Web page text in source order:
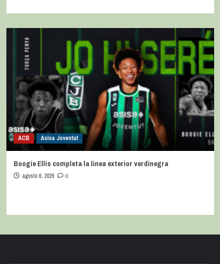
ACB Asisa Joventut
Boogie Ellis completa la línea exterior verdinegra
agosto 6, 2026 0